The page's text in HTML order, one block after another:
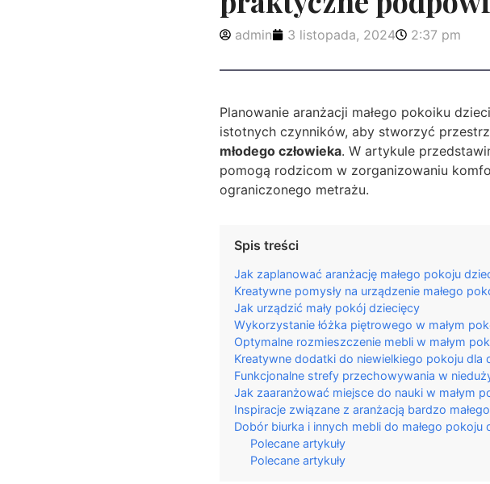
admin 3 listopada, 2024 2:37 pm
Planowanie aranżacji małego pokoiku
istotnych czynników, aby stworzyć
młodego człowieka. W artykule
pomogą rodzicom w zorganizowaniu
ograniczonego metrażu.
Spis treści
Jak zaplanować aranżację małego pokoju
Kreatywne pomysły na urządzenie małego
Jak urządzić mały pokój dziecięcy
Wykorzystanie łóżka piętrowego w małym
Optymalne rozmieszczenie mebli w małym
Kreatywne dodatki do niewielkiego pokoju dla
Funkcjonalne strefy przechowywania w
Jak zaaranżować miejsce do nauki w małym
Inspiracje związane z aranżacją bardzo
Dobór biurka i innych mebli do małego pokoju
Polecane artykuły
Polecane artykuły